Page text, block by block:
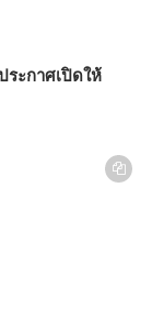
ะกาศเปิดให้